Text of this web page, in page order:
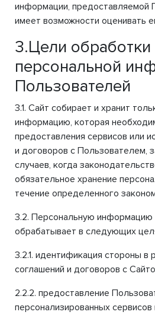
информации, предоставляемой
имеет возможности оценивать
3.Цели обработки
персональной
Пользователей
3.1. Сайт собирает и хранит
информацию, которая
предоставления сервисов или
и договоров с Пользователем,
случаев, когда
обязательное хранение
течение определенного
3.2. Персональную информацию
обрабатывает в следующих
3.2.1. идентификация стороны в
соглашений и договоров с
2.2.2. предоставление
персонализированных сервисов